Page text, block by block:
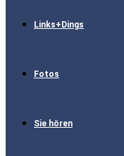
Links+Dings
Fotos
Sie hören